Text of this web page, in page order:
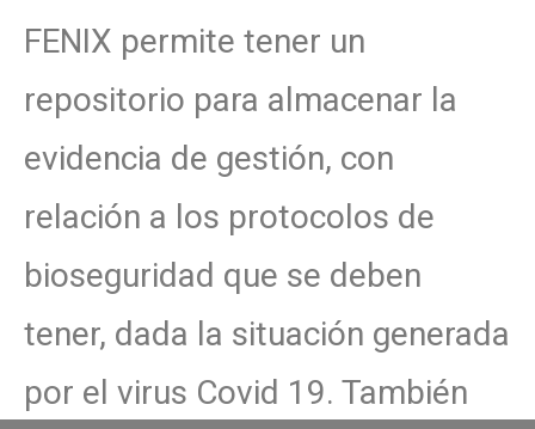
FENIX permite tener un
repositorio para almacenar la
evidencia de gestión, con
relación a los protocolos de
bioseguridad que se deben
tener, dada la situación generada
por el virus Covid 19. También